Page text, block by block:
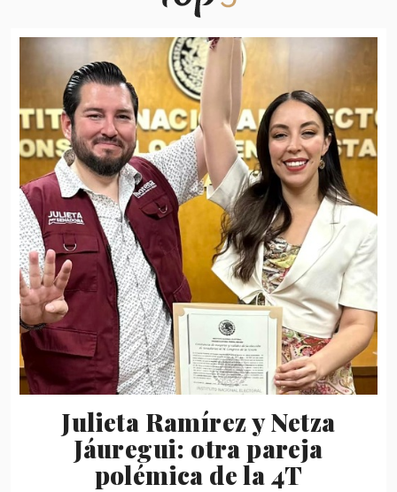
Julieta Ramírez y Netza
Jáuregui: otra pareja
polémica de la 4T